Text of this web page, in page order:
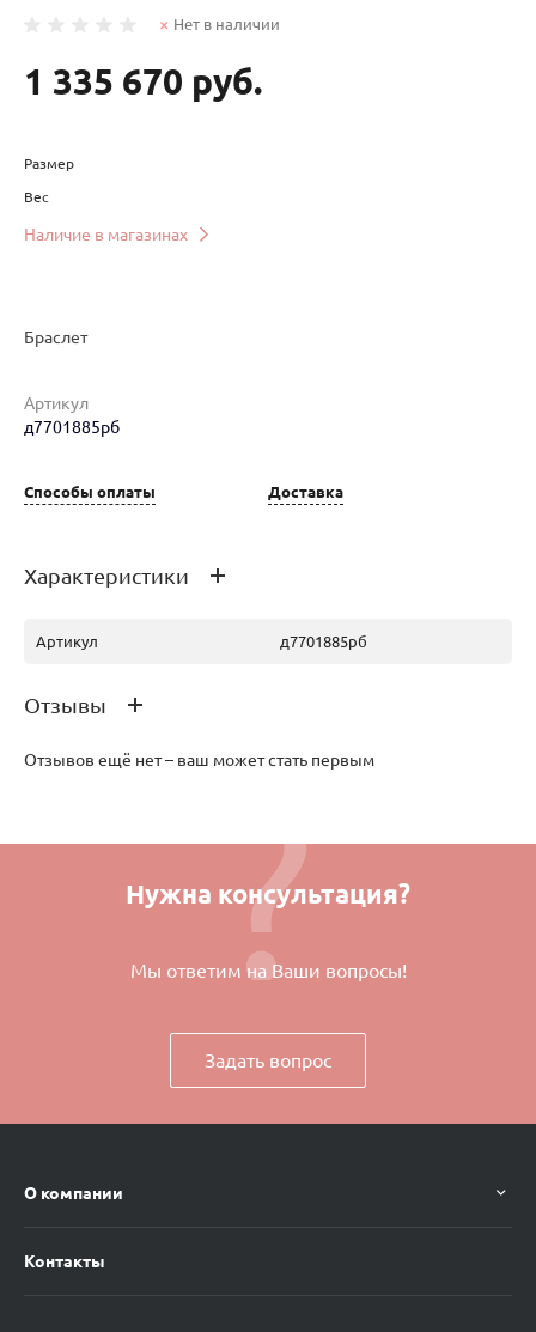
Нет в наличии
1 335 670 руб.
Размер
Вес
Наличие в магазинах
Наименование товара
Браслет (29648412) 17.5
Браслет
Артикул
д7701885рб
Способы оплаты Доставка
Характеристики
Артикул д7701885рб
Отзывы
Отзывов ещё нет – ваш может стать первым
Нужна консультация?
Мы ответим на Ваши вопросы!
Задать вопрос
О компании
Контакты